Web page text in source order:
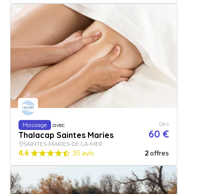
Massage avec
Thalacap Saintes Maries
Dès
60 €
SAINTES-MARIES-DE-LA-MER
4.6 35 avis 2offres